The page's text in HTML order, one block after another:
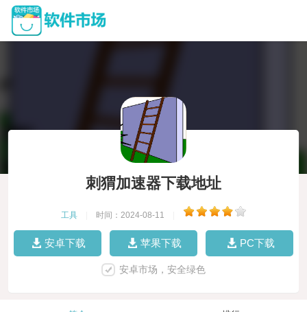
刺猬加速器下载地址
工具 时间：2024-08-11
安卓下载 苹果下载 PC下载
安卓市场，安全绿色